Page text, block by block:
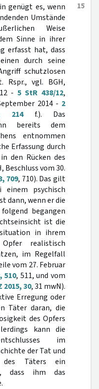
15
genügt es, wenn
Umstände
Weise
Sinne in ihrer
erfasst hat, dass
durch seine
schutzlosen
Rspr., vgl. BGH,
- 5 StR 438/12,
2014 - 2
214f.). Das
bereits dem
entnommen
Erfassung durch
den Rücken des
Beschluss vom 30.
709, 710). Das gilt
psychisch
dann, wenn er die
begangen
ist die
in ihrem
realistisch
im Regelfall
vom 27. Februar
510, 511, und vom
2015, 30, 31 mwN).
Erregung oder
Täter daran, die
des Opfers
kann die
im
der Tat und
des Täters ein
dass ihm das